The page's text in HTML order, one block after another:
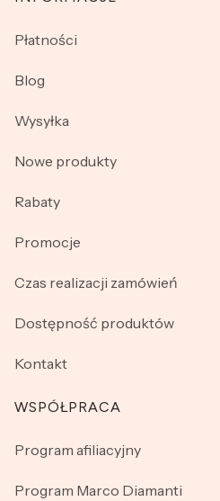
Płatności
Blog
Wysyłka
Nowe produkty
Rabaty
Promocje
Czas realizacji zamówień
Dostępność produktów
Kontakt
WSPÓŁPRACA
Program afiliacyjny
Program Marco Diamanti